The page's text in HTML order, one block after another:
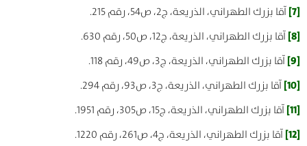
[7] آقا بزرك الطهراني، الذريعة، ج2، ص54، رقم 215.
[8] آقا بزرك الطهراني، الذريعة، ج12، ص50، رقم 630.
[9] آقا بزرك الطهراني، الذريعة، ج3، ص49، رقم 118.
[10] آقا بزرك الطهراني، الذريعة، ج3، ص93، رقم 294.
[11] آقا بزرك الطهراني، الذريعة، ج15، ص305، رقم 1951.
[12] آقا بزرك الطهراني، الذريعة، ج4، ص261، رقم 1220.